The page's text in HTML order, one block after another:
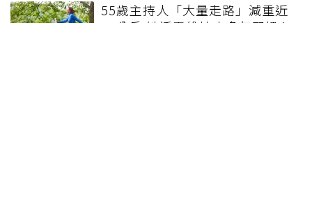
55歲主持人「大量走路」減重近
10公斤 她透露維持十多年習慣心